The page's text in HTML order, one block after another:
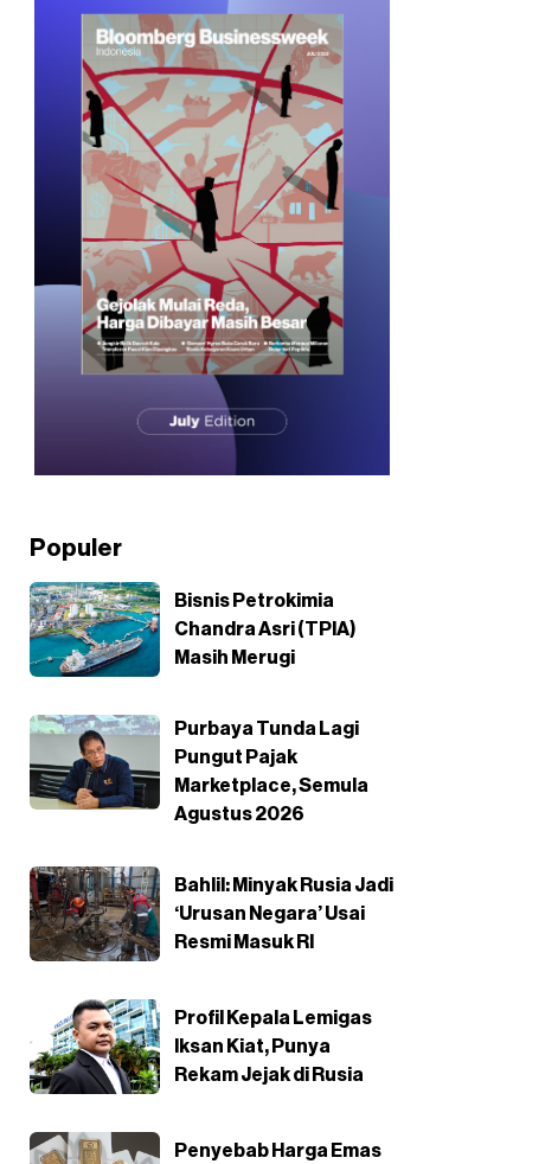
Populer
Bisnis Petrokimia
Chandra Asri (TPIA)
Masih Merugi
Purbaya Tunda Lagi
Pungut Pajak
Marketplace, Semula
Agustus 2026
Bahlil: Minyak Rusia Jadi
‘Urusan Negara’ Usai
Resmi Masuk RI
Profil Kepala Lemigas
Iksan Kiat, Punya
Rekam Jejak di Rusia
Penyebab Harga Emas